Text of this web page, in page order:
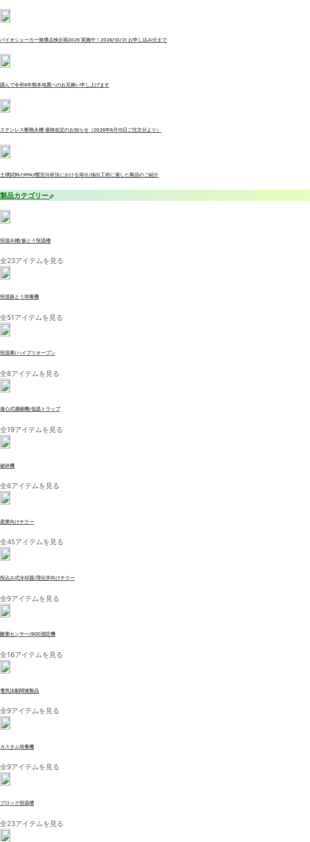
バイオシェーカー無償点検企画2026 実施中！2026/10/31 お申し込み分まで
謹んで令和8年熊本地震へのお見舞い申し上げます
ステンレス断熱水槽 価格改定のお知らせ（2026年6月15日ご注文分より）
土壌試料のPFAS暫定分析法における溶出/抽出工程に適した製品のご紹介
製品カテゴリー
恒温水槽/振とう恒温槽
全23アイテムを見る
恒温振とう培養機
全51アイテムを見る
恒温庫/ハイブリオーブン
全8アイテムを見る
遠心式濃縮機/低温トラップ
全19アイテムを見る
破砕機
全6アイテムを見る
産業向けチラー
全45アイテムを見る
投込み式冷却器/理化学向けチラー
全9アイテムを見る
酸素センサー/BOD測定機
全16アイテムを見る
電気泳動関連製品
全9アイテムを見る
カスタム培養機
全9アイテムを見る
ブロック恒温槽
全23アイテムを見る